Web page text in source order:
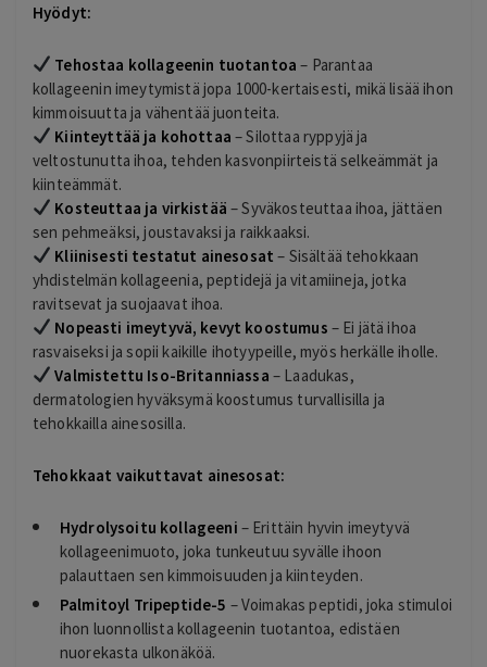
Hyödyt:
Tehostaa kollageenin tuotantoa – Parantaa
kollageenin imeytymistä jopa 1000-kertaisesti, mikä lisää ihon
kimmoisuutta ja vähentää juonteita.
Kiinteyttää ja kohottaa – Silottaa ryppyjä ja
veltostunutta ihoa, tehden kasvonpiirteistä selkeämmät ja
kiinteämmät.
Kosteuttaa ja virkistää – Syväkosteuttaa ihoa, jättäen
sen pehmeäksi, joustavaksi ja raikkaaksi.
Kliinisesti testatut ainesosat – Sisältää tehokkaan
yhdistelmän kollageenia, peptidejä ja vitamiineja, jotka
ravitsevat ja suojaavat ihoa.
Nopeasti imeytyvä, kevyt koostumus – Ei jätä ihoa
rasvaiseksi ja sopii kaikille ihotyypeille, myös herkälle iholle.
Valmistettu Iso-Britanniassa – Laadukas,
dermatologien hyväksymä koostumus turvallisilla ja
tehokkailla ainesosilla.
Tehokkaat vaikuttavat ainesosat:
Hydrolysoitu kollageeni – Erittäin hyvin imeytyvä
kollageenimuoto, joka tunkeutuu syvälle ihoon
palauttaen sen kimmoisuuden ja kiinteyden.
Palmitoyl Tripeptide-5 – Voimakas peptidi, joka stimuloi
ihon luonnollista kollageenin tuotantoa, edistäen
nuorekasta ulkonäköä.